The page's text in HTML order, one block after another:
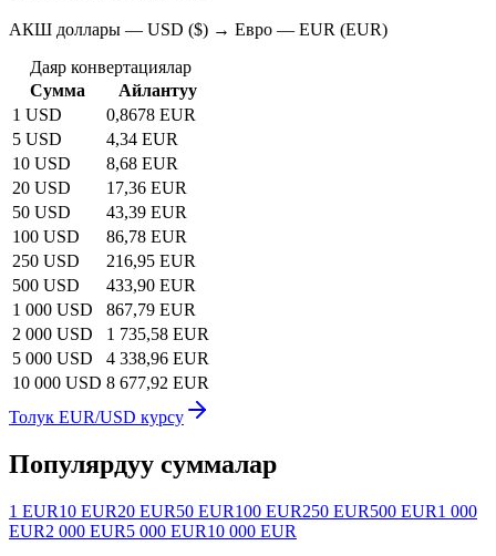
АКШ доллары — USD ($) → Евро — EUR (EUR)
Даяр конвертациялар
Сумма
Айлантуу
1 USD
0,8678 EUR
5 USD
4,34 EUR
10 USD
8,68 EUR
20 USD
17,36 EUR
50 USD
43,39 EUR
100 USD
86,78 EUR
250 USD
216,95 EUR
500 USD
433,90 EUR
1 000 USD
867,79 EUR
2 000 USD
1 735,58 EUR
5 000 USD
4 338,96 EUR
10 000 USD 8 677,92 EUR
Толук EUR/USD курсу
Популярдуу суммалар
1 EUR10 EUR20 EUR50 EUR100 EUR250 EUR500 EUR1 000
EUR2 000 EUR5 000 EUR10 000 EUR